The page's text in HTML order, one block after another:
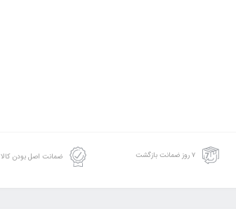
۷ روز ضمانت بازگشت ضمانت اصل بودن کالا